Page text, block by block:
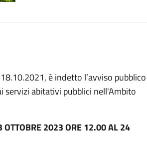
è indetto l’avviso
servizi abitativi pubblici nell'Ambito
OTTOBRE 2023 ORE 12.00 AL 24